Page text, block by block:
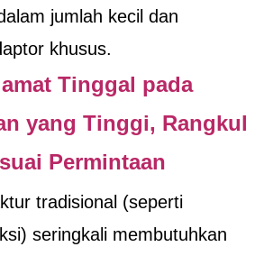
jumlah kecil dan
khusus.
Tinggal pada
yang Tinggi, Rangkul
Permintaan
tradisional (seperti
seringkali membutuhkan